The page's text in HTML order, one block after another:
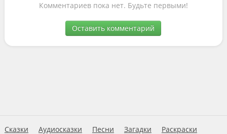
Комментариев пока нет. Будьте первыми!
Оставить комментарий
Сказки Аудиосказки Песни Загадки Раскраски